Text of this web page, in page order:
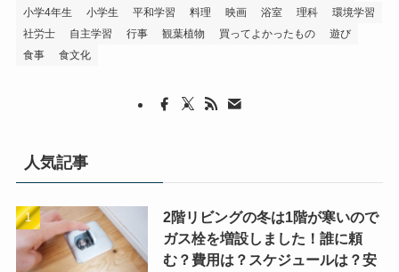
小学4年生
小学生 平和学習 料理 映画 浴室 理科
環境学習
社労士
自主学習 行事 観葉植物 買ってよかったもの
遊び
食事
食文化
人気記事
2階リビングの冬は1階が寒いので
ガス栓を増設しました！誰に頼
む？費用は？スケジュールは？安